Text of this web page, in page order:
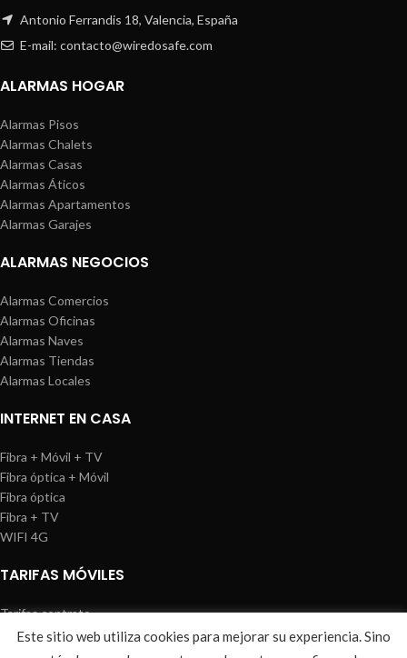
Antonio Ferrandis 18, Valencia, España
E-mail: contacto@wiredosafe.com
ALARMAS HOGAR
Alarmas Pisos
Alarmas Chalets
Alarmas Casas
Alarmas Áticos
Alarmas Apartamentos
Alarmas Garajes
ALARMAS NEGOCIOS
Alarmas Comercios
Alarmas Oficinas
Alarmas Naves
Alarmas Tiendas
Alarmas Locales
INTERNET EN CASA
Fibra + Móvil + TV
Fibra óptica + Móvil
Fibra óptica
Fibra + TV
WIFI 4G
TARIFAS MÓVILES
Tarifas contrato
Tarifas prepago
WIREDOSAFE Aviso Legal Política de Cookies |Sitemap
Este sitio web utiliza cookies para mejorar su experiencia. Sino